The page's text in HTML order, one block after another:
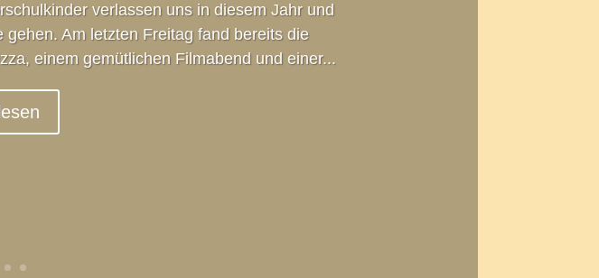
verlassen uns in diesem Jahr und
Am letzten Freitag fand bereits die
einem gemütlichen Filmabend und einer...